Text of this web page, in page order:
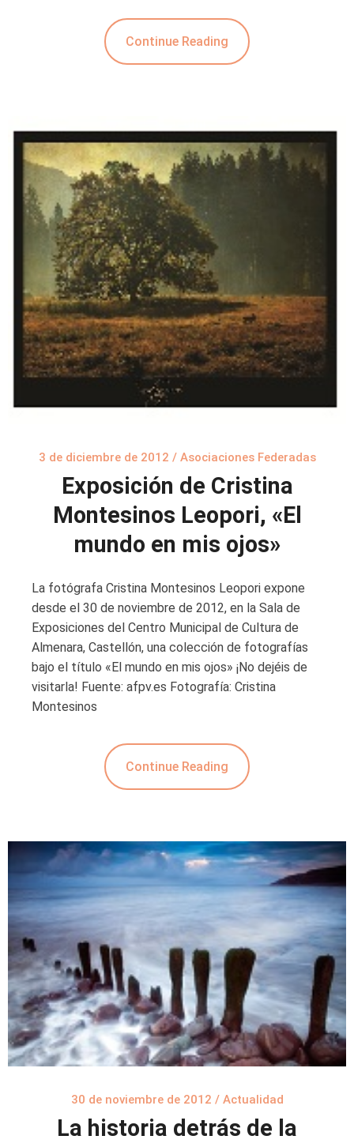
Continue Reading
3 de diciembre de 2012 / Asociaciones Federadas
Exposición de Cristina
Montesinos Leopori, «El
mundo en mis ojos»
La fotógrafa Cristina Montesinos Leopori expone
desde el 30 de noviembre de 2012, en la Sala de
Exposiciones del Centro Municipal de Cultura de
Almenara, Castellón, una colección de fotografías
bajo el título «El mundo en mis ojos» ¡No dejéis de
visitarla! Fuente: afpv.es Fotografía: Cristina
Montesinos
Continue Reading
30 de noviembre de 2012 / Actualidad
La historia detrás de la